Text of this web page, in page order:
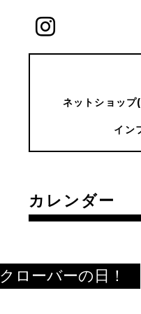
ネットショップ
イン
カレンダー
クローバーの日！